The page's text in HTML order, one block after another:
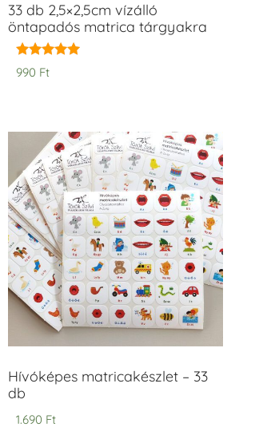
33 db 2,5×2,5cm vízálló
öntapadós matrica tárgyakra
Értékelés:
5.00
990 Ft
Hívóképes matricakészlet – 33
db
1.690 Ft